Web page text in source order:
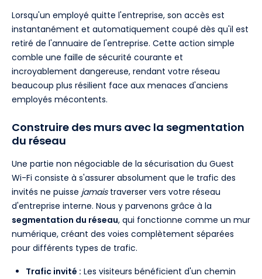
Lorsqu'un employé quitte l'entreprise, son accès est
instantanément et automatiquement coupé dès qu'il est
retiré de l'annuaire de l'entreprise. Cette action simple
comble une faille de sécurité courante et
incroyablement dangereuse, rendant votre réseau
beaucoup plus résilient face aux menaces d'anciens
employés mécontents.
Construire des murs avec la segmentation
du réseau
Une partie non négociable de la sécurisation du Guest
Wi-Fi consiste à s'assurer absolument que le trafic des
invités ne puisse jamaistraverser vers votre réseau
d'entreprise interne. Nous y parvenons grâce à la
segmentation du réseau, qui fonctionne comme un mur
numérique, créant des voies complètement séparées
pour différents types de trafic.
Trafic invité : Les visiteurs bénéficient d'un chemin